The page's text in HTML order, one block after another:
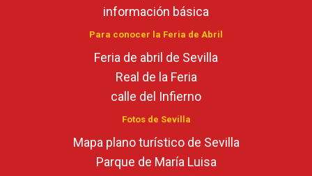
información básica
Para conocer la Feria de Abril
Feria de abril de Sevilla
Real de la Feria
calle del Infierno
Fotos de Sevilla
Mapa plano turístico de Sevilla
Parque de María Luisa